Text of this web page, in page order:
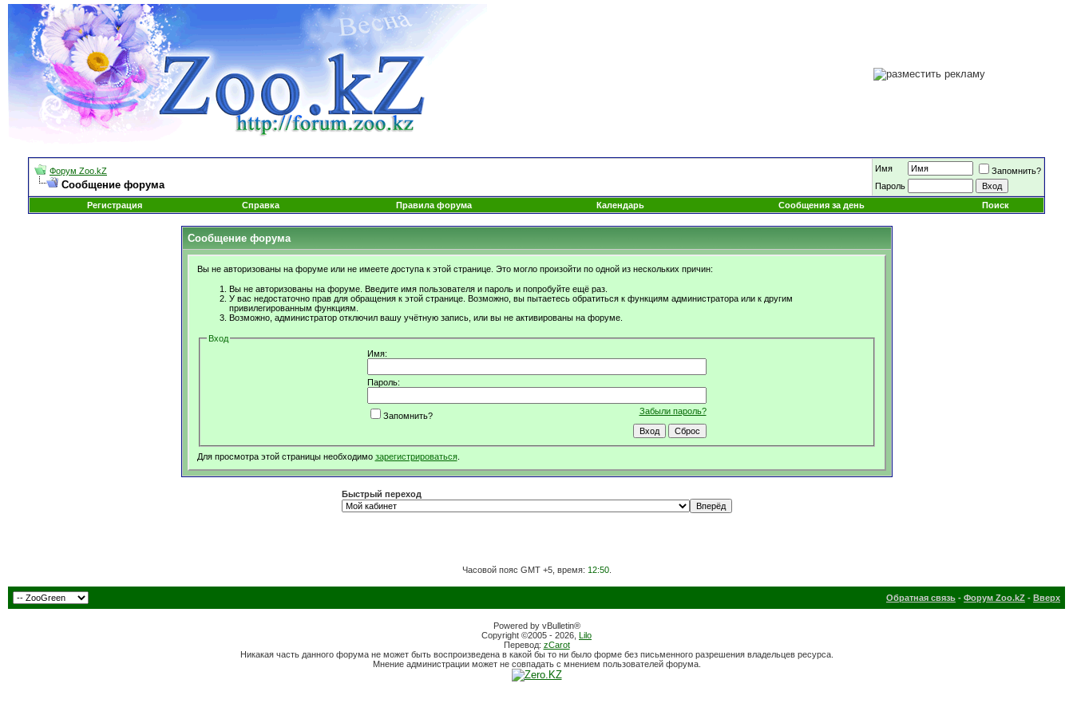
Форум Zoo.kZ
Сообщение форума
Имя
Запомнить?
Пароль
Регистрация
Справка Правила форума Календарь Сообщения за день Поиск
Сообщение форума
Вы не авторизованы на форуме или не имеете доступа к этой странице. Это могло произойти по одной из нескольких причин:
Вы не авторизованы на форуме. Введите имя пользователя и пароль и попробуйте ещё раз.
У вас недостаточно прав для обращения к этой странице. Возможно, вы пытаетесь обратиться к функциям администратора или к другим
привилегированным функциям.
Возможно, администратор отключил вашу учётную запись, или вы не активированы на форуме.
Вход
Имя:
Пароль:
Забыли пароль?
Запомнить?
Для просмотра этой страницы необходимо зарегистрироваться.
Быстрый переход
Часовой пояс GMT +5, время: 12:50.
Обратная связь - Форум Zoo.kZ - Вверх
Powered by vBulletin®
Copyright ©2005 - 2026, Lilo
Перевод: zCarot
Никакая часть данного форума не может быть воспроизведена в какой бы то ни было форме без письменного разрешения владельцев ресурса.
Мнение администрации может не совпадать с мнением пользователей форума.